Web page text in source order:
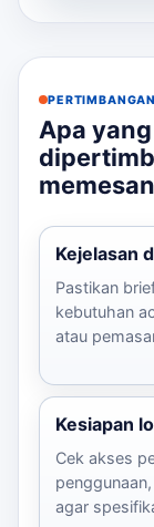
Apa
Kejelasan
Pastikan
kebutuhan
atau
Kesiapan
Cek akses
agar